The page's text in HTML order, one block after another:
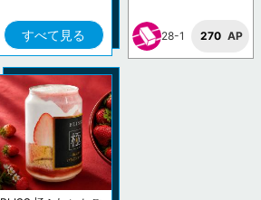
すべて見る 28-1 270 AP